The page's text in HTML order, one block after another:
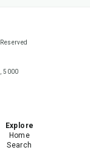
5000
Explore
Home
Search